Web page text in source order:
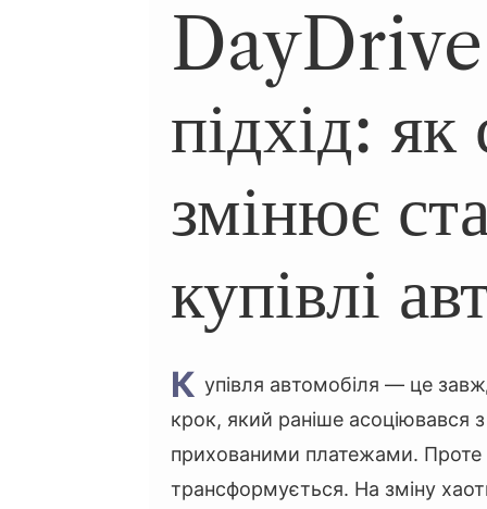
DayDrive
підхід: як
змінює
купівлі
К упівля автомобіля — це
крок, який раніше
прихованими платежами. Проте
трансформується. На зміну